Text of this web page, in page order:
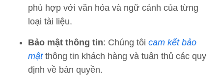
phù hợp với văn hóa và ngữ cảnh của từng
loại tài liệu.
Bảo mật thông tin: Chúng tôi cam kết bảo
mậtthông tin khách hàng và tuân thủ các quy
định về bản quyền.